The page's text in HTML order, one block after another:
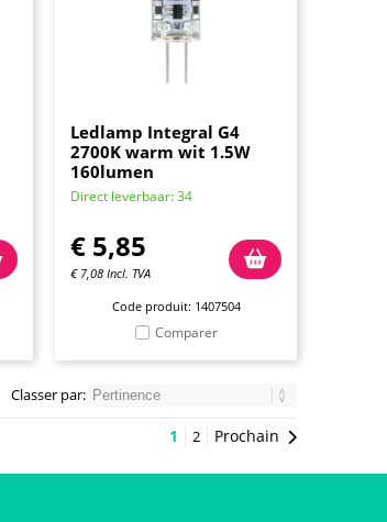
Ledlamp Integral G4
2700K warm wit 1.5W
160lumen
Direct leverbaar: 34
€ 5,85
€ 7,08 Incl. TVA
Code produit: 1407504
Comparer
Classer par:
1 2 Prochain